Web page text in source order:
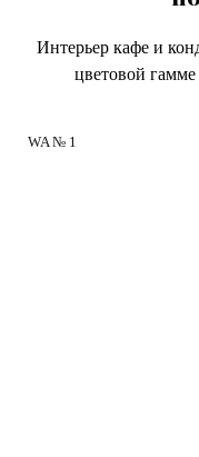
Интерьер кафе и
цветовой
WA № 1